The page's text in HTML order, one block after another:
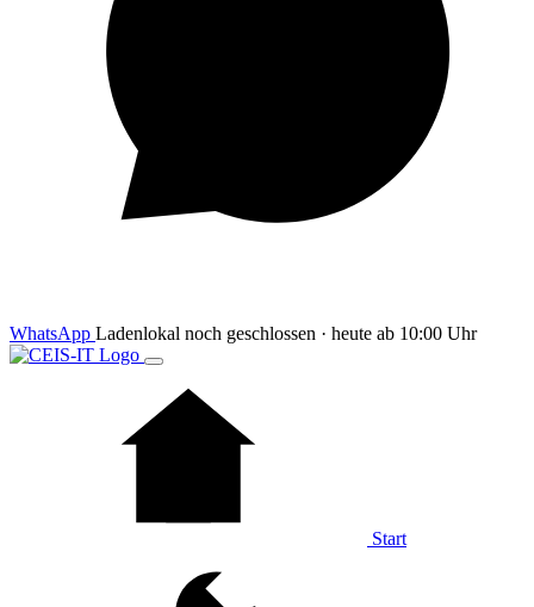
WhatsApp Ladenlokal noch geschlossen · heute ab 10:00 Uhr
Start